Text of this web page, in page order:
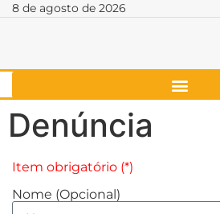
8 de agosto de 2026
Denúncia
Item obrigatório (*)
Nome (Opcional)